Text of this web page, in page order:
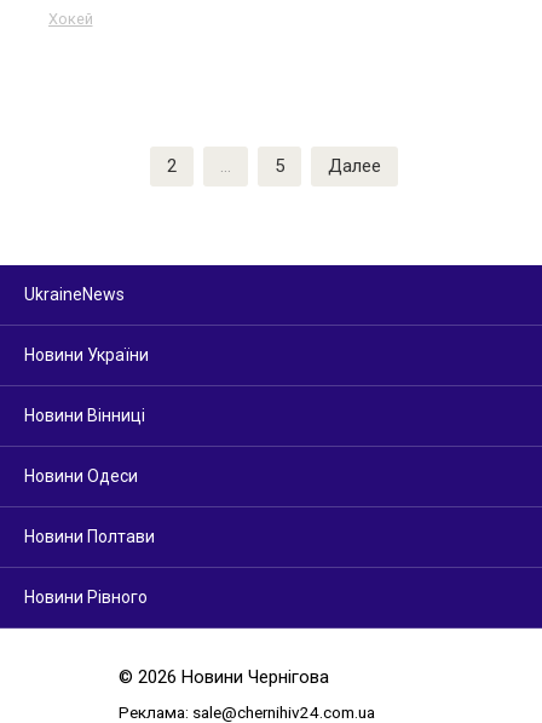
Хокей
2 … 5 Далее
UkraineNews
Новини України
Новини Вінниці
Новини Одеси
Новини Полтави
Новини Рівного
© 2026 Новини Чернігова
Реклама: sale@chernihiv24.com.ua